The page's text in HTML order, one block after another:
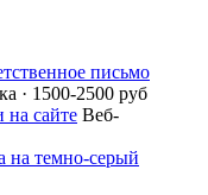
письмо
· 1500-2500 руб
на сайте Веб-
на темно-серый